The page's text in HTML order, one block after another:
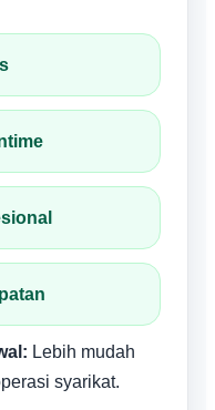
Lebih mudah
syarikat.